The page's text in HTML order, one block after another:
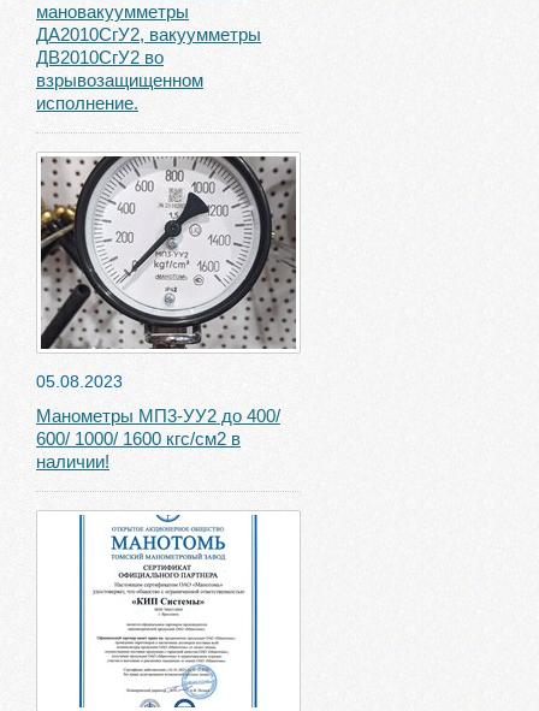
мановакуумметры
ДА2010СгУ2, вакуумметры
ДВ2010СгУ2 во
взрывозащищенном
исполнение.
05.08.2023
Манометры МП3-УУ2 до 400/
600/ 1000/ 1600 кгс/см2 в
наличии!